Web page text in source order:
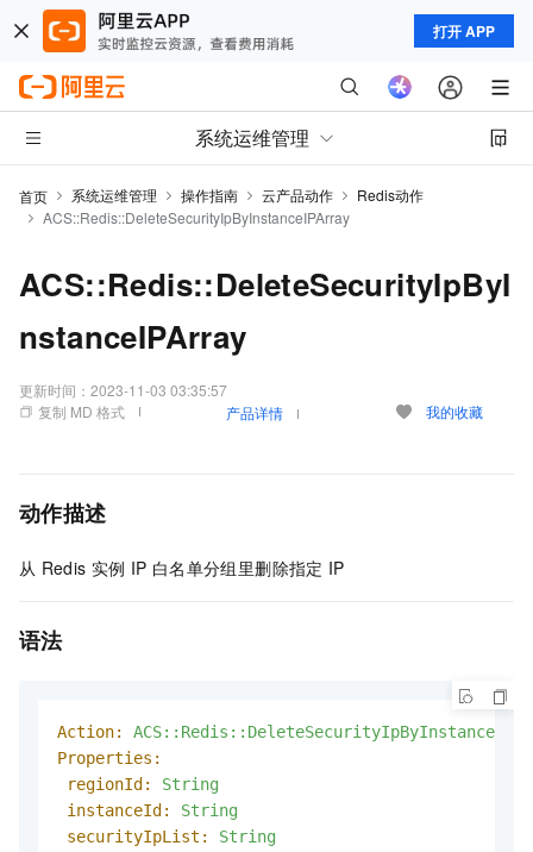
打开 APP
系统运维管理
首页 系统运维管理 操作指南 云产品动作
Redis动作
ACS::Redis::DeleteSecurityIpByInstanceIPArray
ACS::Redis::DeleteSecurityIpByI
nstanceIPArray
更新时间： 2023-11-03 03:35:57
复制 MD 格式
产品详情 我的收藏
动作描述
从 Redis 实例 IP 白名单分组里删除指定 IP
语法
Action:
Properties:
regionId:
String
instanceId:
String
securityIpList:
String